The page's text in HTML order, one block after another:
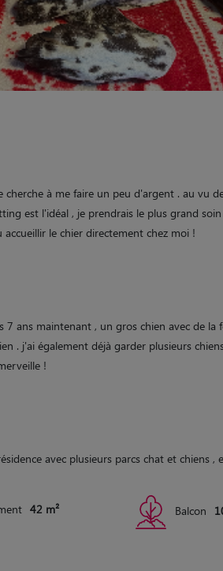
cherche à me faire un peu d'argent . au vu
est l'idéal , je prendrais le plus grand
accueillir le chier directement chez moi !
7 ans maintenant , un gros chien avec de la
. j'ai également déjà garder plusieurs
!
avec plusieurs parcs chat et chiens ,
42 m² Balcon